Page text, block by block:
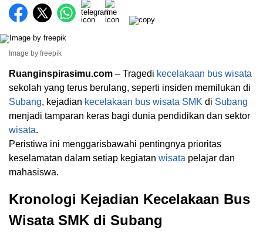
Image by freepik
Ruanginspirasimu.com – Tragedi kecelakaan bus wisata
sekolah yang terus berulang, seperti insiden memilukan di
Subang, kejadian kecelakaan bus wisata SMK di Subang
menjadi tamparan keras bagi dunia pendidikan dan sektor
wisata.
Peristiwa ini menggarisbawahi pentingnya prioritas
keselamatan dalam setiap kegiatan wisata pelajar dan
mahasiswa.
Kronologi Kejadian Kecelakaan Bus
Wisata SMK di Subang